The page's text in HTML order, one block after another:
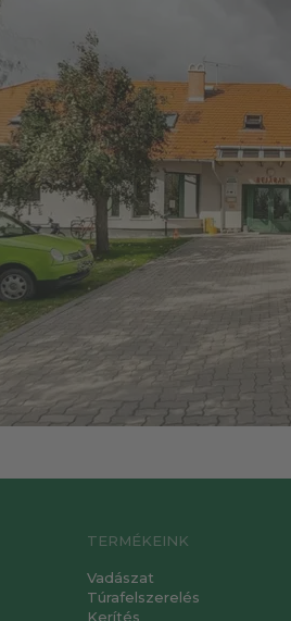
TERMÉKEINK
Vadászat
Túrafelszerelés
Kerítés